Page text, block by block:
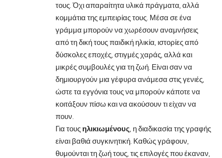
τους. Όχι απαραίτητα υλικά πράγματα, αλλά
κομμάτια της εμπειρίας τους. Μέσα σε ένα
γράμμα μπορούν να χωρέσουν αναμνήσεις
από τη δική τους παιδική ηλικία, ιστορίες από
δύσκολες εποχές, στιγμές χαράς, αλλά και
μικρές συμβουλές για τη ζωή. Είναι σαν να
δημιουργούν μια γέφυρα ανάμεσα στις γενιές,
ώστε τα εγγόνια τους να μπορούν κάποτε να
κοιτάξουν πίσω και να ακούσουν τι είχαν να
πουν.
Για τους ηλικιωμένους , η διαδικασία της γραφής
είναι βαθιά συγκινητική. Καθώς γράφουν,
θυμούνται τη ζωή τους, τις επιλογές που έκαναν,